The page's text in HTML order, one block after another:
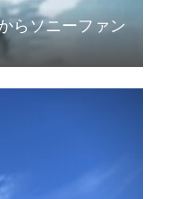
らソニーファン